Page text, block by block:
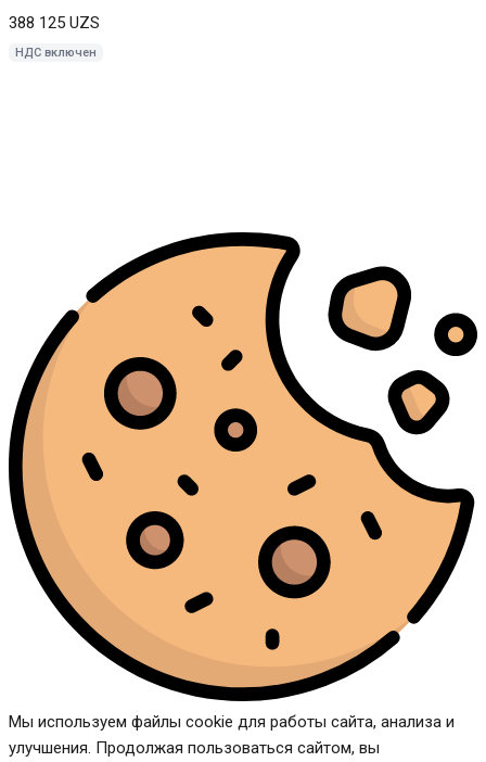
388 125 UZS
НДС включен
Мы используем файлы cookie для работы сайта, анализа и
улучшения. Продолжая пользоваться сайтом, вы